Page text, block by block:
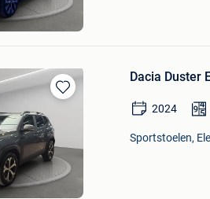
Bewaren
in
Mijn
Favorieten
Dacia Duster
2024
Sportstoelen,